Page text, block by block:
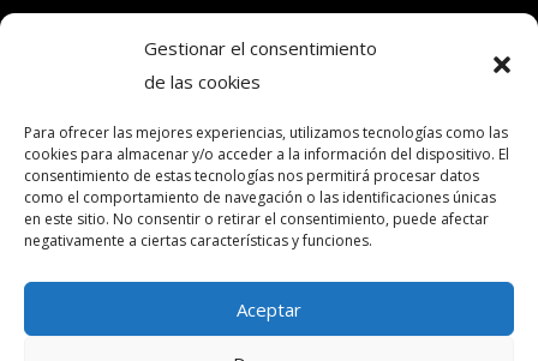
Gestionar el consentimiento
de las cookies
Para ofrecer las mejores experiencias, utilizamos tecnologías como las
cookies para almacenar y/o acceder a la información del dispositivo. El
consentimiento de estas tecnologías nos permitirá procesar datos
como el comportamiento de navegación o las identificaciones únicas
en este sitio. No consentir o retirar el consentimiento, puede afectar
negativamente a ciertas características y funciones.
Aceptar
Copyright © 2024. Todos los derechos
reservados.Frecuencia Murcia Económica.
intereconomia@frecuenciamurcia.es
Política de privacidad
Política de cookies (UE)
Contactar